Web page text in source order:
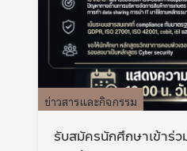
ข่าวสารและกิจกรรม
รับสมัครนักศึกษาเข้าร่ว